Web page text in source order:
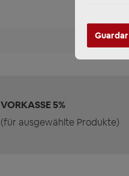
VORKASSE 5%
(für ausgewählte Produkte)
Guardar